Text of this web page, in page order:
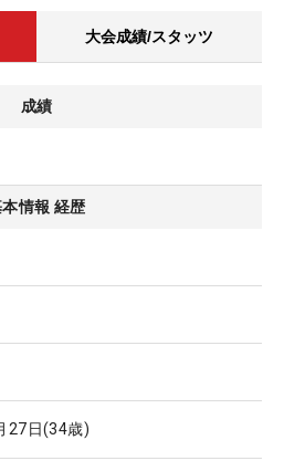
大会成績/スタッツ
成績
情報 経歴
27日(34歳)